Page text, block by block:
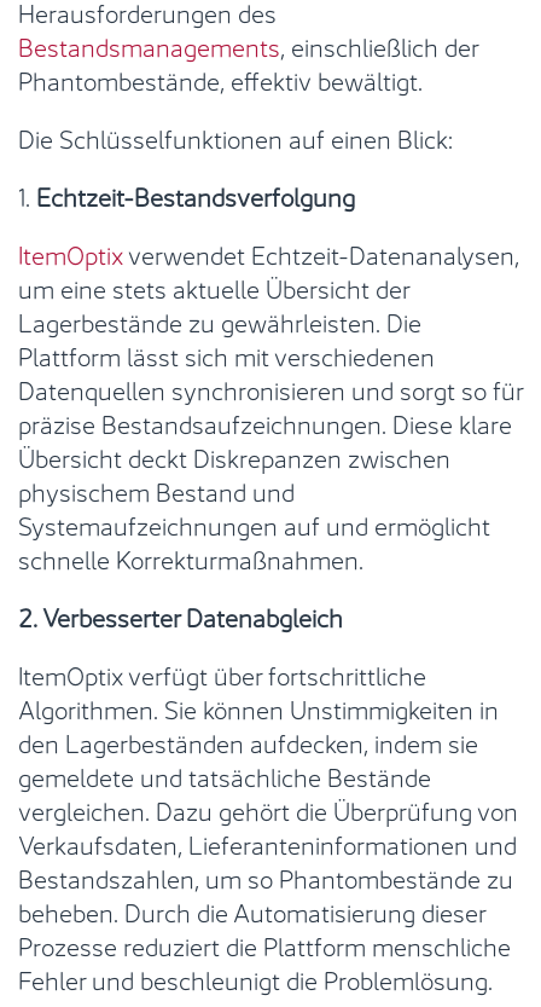
Herausforderungen des
Bestandsmanagements, einschließlich der
Phantombestände, effektiv bewältigt.
Die Schlüsselfunktionen auf einen Blick:
1. Echtzeit-Bestandsverfolgung
ItemOptixverwendet Echtzeit-Datenanalysen,
um eine stets aktuelle Übersicht der
Lagerbestände zu gewährleisten. Die
Plattform lässt sich mit verschiedenen
Datenquellen synchronisieren und sorgt so für
präzise Bestandsaufzeichnungen. Diese klare
Übersicht deckt Diskrepanzen zwischen
physischem Bestand und
Systemaufzeichnungen auf und ermöglicht
schnelle Korrekturmaßnahmen.
2. Verbesserter Datenabgleich
ItemOptix verfügt über fortschrittliche
Algorithmen. Sie können Unstimmigkeiten in
den Lagerbeständen aufdecken, indem sie
gemeldete und tatsächliche Bestände
vergleichen. Dazu gehört die Überprüfung von
Verkaufsdaten, Lieferanteninformationen und
Bestandszahlen, um so Phantombestände zu
beheben. Durch die Automatisierung dieser
Prozesse reduziert die Plattform menschliche
Fehler und beschleunigt die Problemlösung.